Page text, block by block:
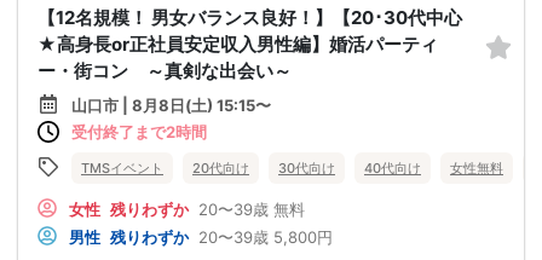
【12名規模！ 男女バランス良好！】【20･30代中心
★高身長or正社員安定収入男性編】婚活パーティ
ー・街コン ～真剣な出会い～
山口市 | 8月8日(土) 15:15〜
受付終了まで2時間
TMSイベント 20代向け 30代向け 40代向け 女性無料
女性 残りわずか 20〜39歳 無料
男性 残りわずか 20〜39歳 5,800円